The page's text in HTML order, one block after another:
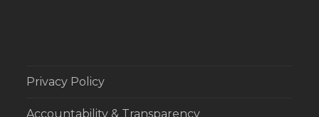
Privacy Policy
Accountability & Transparency